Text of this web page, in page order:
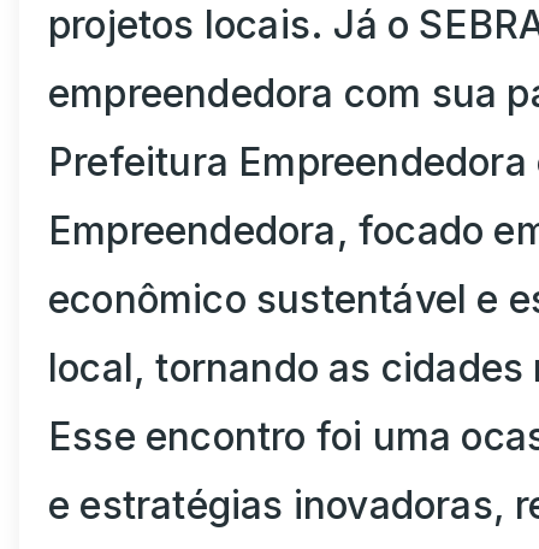
projetos locais. Já o
empreendedora com sua
Prefeitura
Empreendedora, focado
econômico sustentável e
local, tornando as
Esse encontro foi uma
e estratégias inovadoras,